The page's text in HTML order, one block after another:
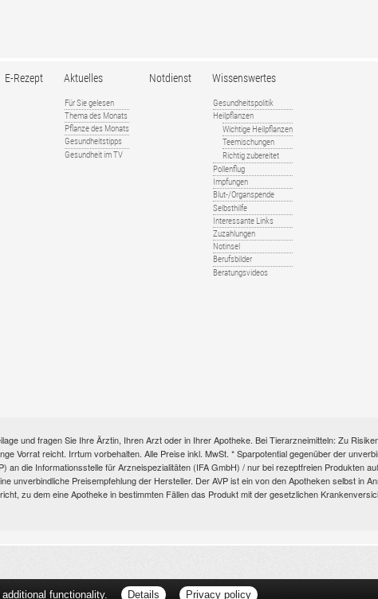
E-Rezept Aktuelles
Für Sie gelesen
Thema des Monats
Pflanze des Monats
Gesundheitstipps
Gesundheit im TV
Notdienst Wissenswertes
Gesundheitspolitik
Heilpflanzen
Wichtige Heilpflanzen
Teemischungen
Richtig zubereitet
Pollenflug
Impfungen
Blut-/Organspende
Selbsthilfe
Interessante Links
Zuzahlungen
Notinsel
Berufsbilder
Beratungsvideos
und fragen Sie Ihre Ärztin, Ihren Arzt oder in Ihrer Apotheke. Bei Tierarzneimitteln: Zu
Vorrat reicht. Irrtum vorbehalten. Alle Preise inkl. MwSt. * Sparpotential gegenüber der
die Informationsstelle für Arzneispezialitäten (IFA GmbH) / nur bei rezeptfreien Produkten
unverbindliche Preisempfehlung der Hersteller. Der AVP ist ein von den Apotheken selbst in
zu dem eine Apotheke in bestimmten Fällen das Produkt mit der gesetzlichen
functionality. Details Privacy policy